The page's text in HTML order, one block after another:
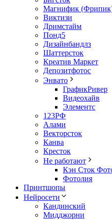
Магнифик
Виктизи
Дримстайм
Понд5
Дизайнбандлз
Шаттерсток
Креатив Маркет
Депозитфотос
Энвато
ГрафикРивер
Видеохайв
Элементс
123РФ
Алами
Векторсток
Канва
Кресток
Не работают
Кэн Сток
Фотолия
Принтшопы
Нейросети
Кандинский
Мидджорни